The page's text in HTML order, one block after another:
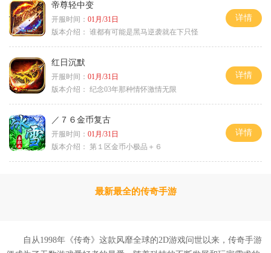
帝尊轻中变
开服时间： 01月/31日
版本介绍： 谁都有可能是黑马逆袭就在下只怪
详情
红日沉默
开服时间： 01月/31日
版本介绍： 纪念03年那种情怀激情无限
详情
／７６金币复古
开服时间： 01月/31日
版本介绍： 第１区金币小极品＋６
详情
最新最全的传奇手游
自从1998年《传奇》这款风靡全球的2D游戏问世以来，传奇手游